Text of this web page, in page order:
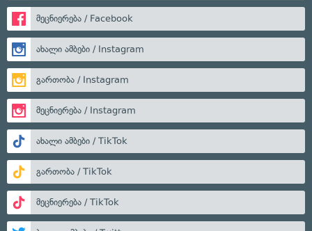
მეცნიერება / Facebook
ახალი ამბები / Instagram
გართობა / Instagram
მეცნიერება / Instagram
ახალი ამბები / TikTok
გართობა / TikTok
მეცნიერება / TikTok